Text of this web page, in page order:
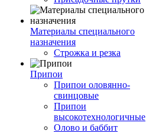
Материалы специального
назначения
Строжка и резка
Припои
Припои оловянно-
свинцовые
Припои
высокотехнологичные
Олово и баббит